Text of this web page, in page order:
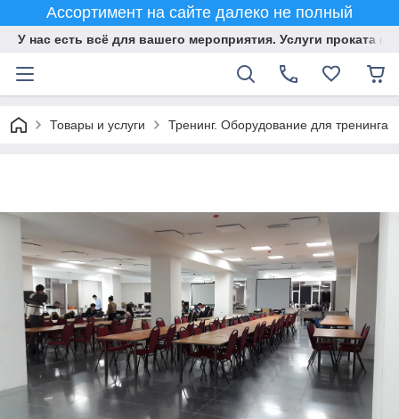
Ассортимент на сайте далеко не полный
У нас есть всё для вашего мероприятия. Услуги проката и
Товары и услуги Тренинг. Оборудование для тренинга